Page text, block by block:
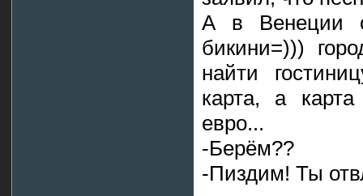
А в Венеции
бикини=)))
найти
карта, а
евро...
-Берём??
-Пиздим! Ты